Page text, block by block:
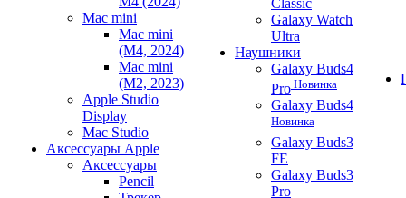
Mac mini
Mac mini
(M4, 2024)
Mac mini
(M2, 2023)
Apple Studio
Display
Mac Studio
Аксессуары Apple
Аксессуары
Pencil
Classic
Galaxy Watch
Ultra
Наушники
Galaxy Buds4
Pro Новинка
Galaxy Buds4
Новинка
Galaxy Buds3
FE
Galaxy Buds3
Pro